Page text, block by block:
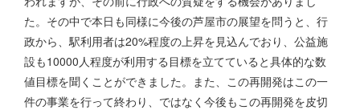
た。その中で本日も同様に今後の芦屋市の展望を問うと、行
政から、駅利用者は20%程度の上昇を見込んでおり、公益施
設も10000人程度が利用する目標を立てていると具体的な数
値目標を聞くことができました。また、この再開発はこの一
件の事業を行って終わり、ではなく今後もこの再開発を皮切